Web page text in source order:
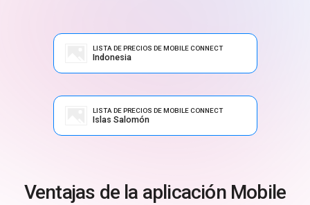
LISTA DE PRECIOS DE MOBILE CONNECT
Indonesia
LISTA DE PRECIOS DE MOBILE CONNECT
Islas Salomón
Ventajas de la aplicación Mobile